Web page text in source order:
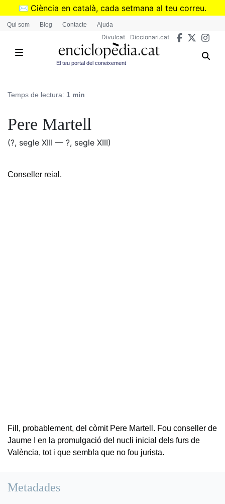
Vés
✉️ Ciència en català, cada setmana al teu correu.
➜Subscriu-te al butlletí de Divulcat
Qui som Blog Contacte Ajuda
Divulcat Diccionari.cat
El teu portal del coneixement
Temps de lectura: 1 min
Pere Martell
(?, segle XIII — ?, segle XIII)
Conseller reial.
Fill, probablement, del còmit Pere Martell. Fou conseller de
Jaume I en la promulgació del nucli inicial dels furs de
València, tot i que sembla que no fou jurista.
Metadades